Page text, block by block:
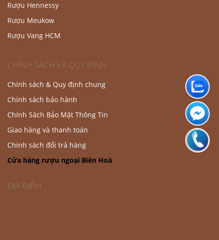
Rượu Hennessy
Rượu Meukow
Rượu Vang HCM
CHÍNH SÁCH VÀ QUY ĐỊNH
Chính sách & Quy định chung
Chính sách bảo hành
Chính Sách Bảo Mật Thông Tin
Giao hàng và thanh toán
Chính sách đổi trả hàng
Cửa hàng rượu ngoại Biên Hoà
ĐỊA ĐIỂM